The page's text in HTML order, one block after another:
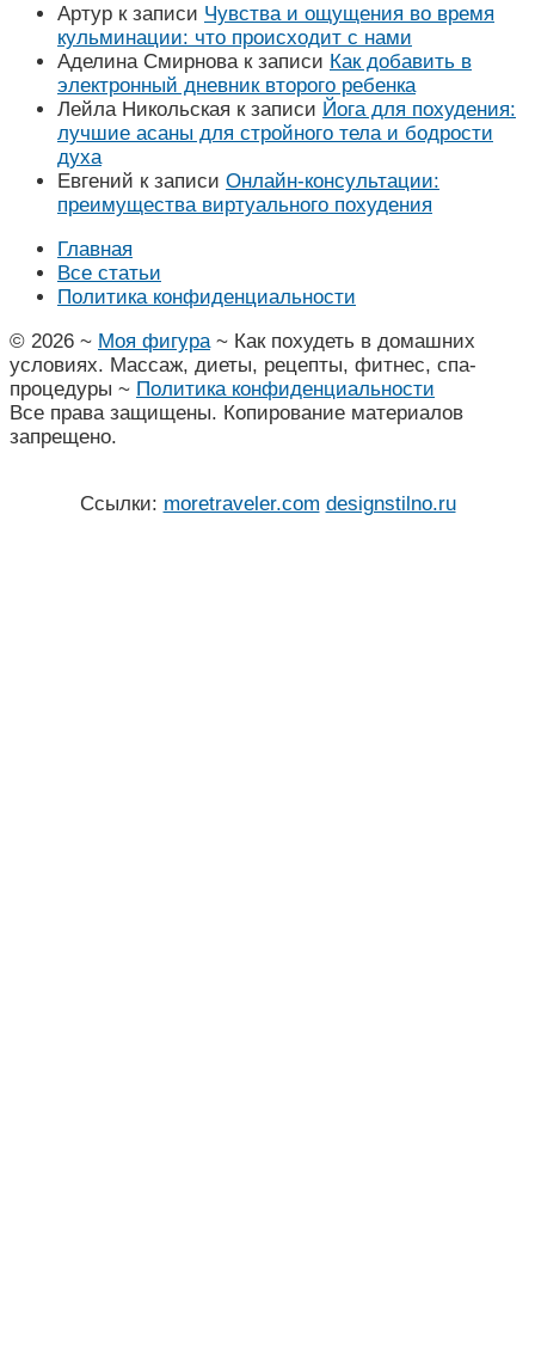
Артур к записи Чувства и ощущения во время
кульминации: что происходит с нами
Аделина Смирновак записи Как добавить в
электронный дневник второго ребенка
Лейла Никольская к записи Йога для похудения:
лучшие асаны для стройного тела и бодрости
духа
Евгений к записи Онлайн-консультации:
преимущества виртуального похудения
Главная
Все статьи
Политика конфиденциальности
© 2026 ~ Моя фигура~ Как похудеть в домашних
условиях. Массаж, диеты, рецепты, фитнес, спа-
процедуры ~ Политика конфиденциальности
Все права защищены. Копирование материалов
запрещено.
Ссылки: moretraveler.com designstilno.ru